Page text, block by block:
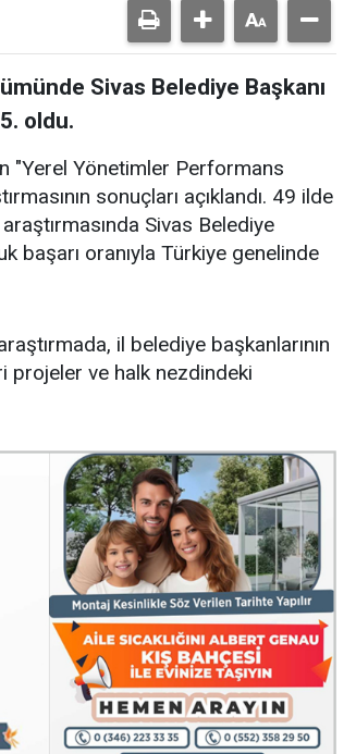
Sivas Belediye Başkanı
oldu.
"Yerel Yönetimler Performans
sonuçları açıklandı. 49 ilde
Sivas Belediye
başarı oranıyla Türkiye genelinde
il belediye başkanlarının
projeler ve halk nezdindeki